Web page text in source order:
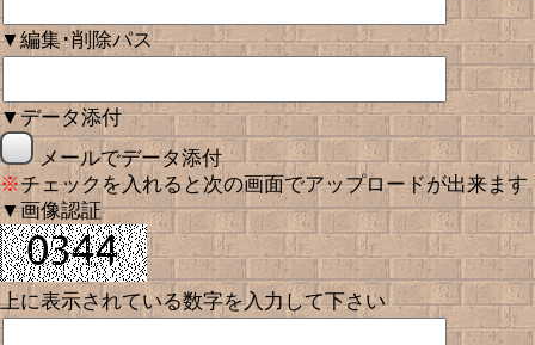
▼編集･削除パス
▼データ添付
メールでデータ添付
※チェックを入れると次の画面でアップロードが出来ます
▼画像認証
上に表示されている数字を入力して下さい